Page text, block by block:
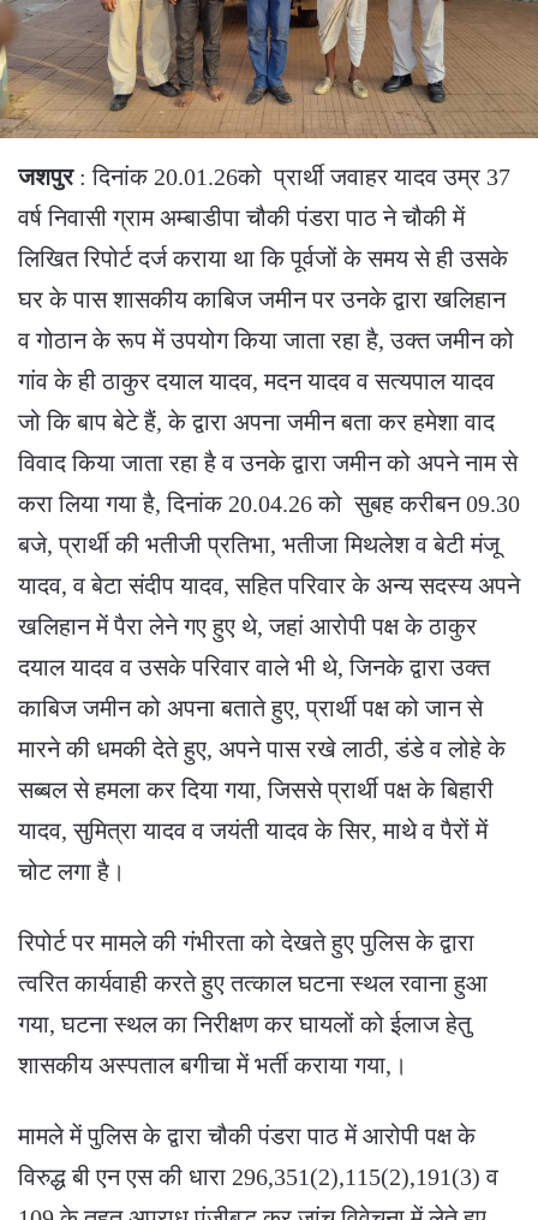
जशपुर: दिनांक 20.01.26को प्रार्थी जवाहर यादव उम्र 37
वर्ष निवासी ग्राम अम्बाडीपा चौकी पंडरा पाठ ने चौकी में
लिखित रिपोर्ट दर्ज कराया था कि पूर्वजों के समय से ही उसके
घर के पास शासकीय काबिज जमीन पर उनके द्वारा खलिहान
व गोठान के रूप में उपयोग किया जाता रहा है, उक्त जमीन को
गांव के ही ठाकुर दयाल यादव, मदन यादव व सत्यपाल यादव
जो कि बाप बेटे हैं, के द्वारा अपना जमीन बता कर हमेशा वाद
विवाद किया जाता रहा है व उनके द्वारा जमीन को अपने नाम से
करा लिया गया है, दिनांक 20.04.26 को सुबह करीबन 09.30
बजे, प्रार्थी की भतीजी प्रतिभा, भतीजा मिथलेश व बेटी मंजू
यादव, व बेटा संदीप यादव, सहित परिवार के अन्य सदस्य अपने
खलिहान में पैरा लेने गए हुए थे, जहां आरोपी पक्ष के ठाकुर
दयाल यादव व उसके परिवार वाले भी थे, जिनके द्वारा उक्त
काबिज जमीन को अपना बताते हुए, प्रार्थी पक्ष को जान से
मारने की धमकी देते हुए, अपने पास रखे लाठी, डंडे व लोहे के
सब्बल से हमला कर दिया गया, जिससे प्रार्थी पक्ष के बिहारी
यादव, सुमित्रा यादव व जयंती यादव के सिर, माथे व पैरों में
चोट लगा है।
रिपोर्ट पर मामले की गंभीरता को देखते हुए पुलिस के द्वारा
त्वरित कार्यवाही करते हुए तत्काल घटना स्थल रवाना हुआ
गया, घटना स्थल का निरीक्षण कर घायलों को ईलाज हेतु
शासकीय अस्पताल बगीचा में भर्ती कराया गया,।
मामले में पुलिस के द्वारा चौकी पंडरा पाठ में आरोपी पक्ष के
विरुद्ध बी एन एस की धारा 296,351(2),115(2),191(3) व